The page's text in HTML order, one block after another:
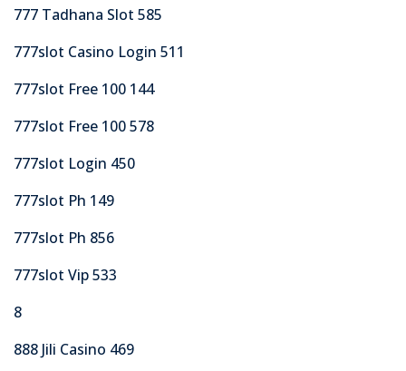
777 Tadhana Slot 585
777slot Casino Login 511
777slot Free 100 144
777slot Free 100 578
777slot Login 450
777slot Ph 149
777slot Ph 856
777slot Vip 533
8
888 Jili Casino 469